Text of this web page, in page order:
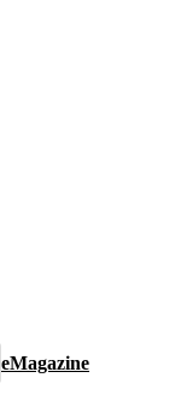
eMagazine